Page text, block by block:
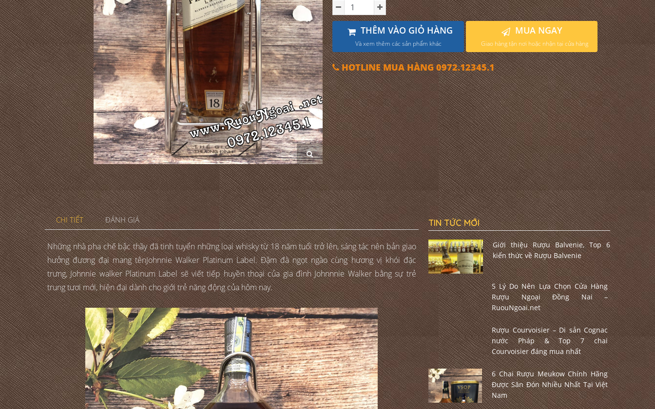
THÊM VÀO GIỎ HÀNG
Và xem thêm các sản phẩm khác
MUA NGAY
Giao hàng tận nơi hoặc nhận tại cửa hàng
HOTLINE MUA HÀNG 0972.12345.1
CHI TIẾT ĐÁNH GIÁ
Những nhà pha chế bậc thầy đã tinh tuyển những loại whisky từ 18 năm tuổi trở lên, sáng tác nên bản giao
hưởng đương đại mang tênJohnnie Walker Platinum Label. Đậm đà ngọt ngào cùng hương vị khói đặc
trưng, Johnnie walker Platinum Label sẽ viết tiếp huyền thoại của gia đình Johnnnie Walker bằng sự trẻ
trung tươi mới, hiện đại dành cho giới trẻ năng động của hôm nay.
TIN TỨC MỚI
Giới thiệu Rượu Balvenie, Top 6
kiến thức về Rượu Balvenie
5 Lý Do Nên Lựa Chọn Cửa Hàng
Rượu Ngoại Đồng Nai –
RuouNgoai.net
Rượu Courvoisier – Di sản Cognac
nước Pháp & Top 7 chai
Courvoisier đáng mua nhất
6 Chai Rượu Meukow Chính Hãng
Được Săn Đón Nhiều Nhất Tại Việt
Nam